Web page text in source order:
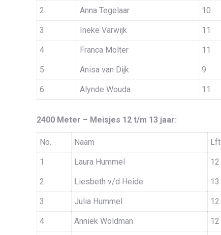
2 Anna Tegelaar 10
3 Ineke Varwijk 11
4 Franca Molter 11
5 Anisa van Dijk 9
6 Alynde Wouda 11
2400 Meter – Meisjes 12 t/m 13 jaar:
No. Naam Lft
1 Laura Hummel 12
2 Liesbeth v/d Heide 13
3 Julia Hummel 12
4 Anniek Woldman 12